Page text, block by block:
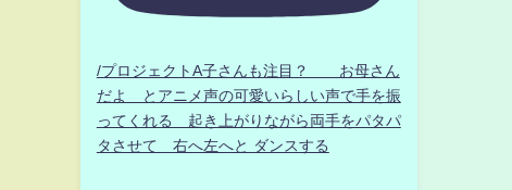
/プロジェクトA子さんも注目？ お母さん
だよ とアニメ声の可愛いらしい声で手を振
ってくれる 起き上がりながら両手をパタパ
タさせて 右へ左へと ダンスする